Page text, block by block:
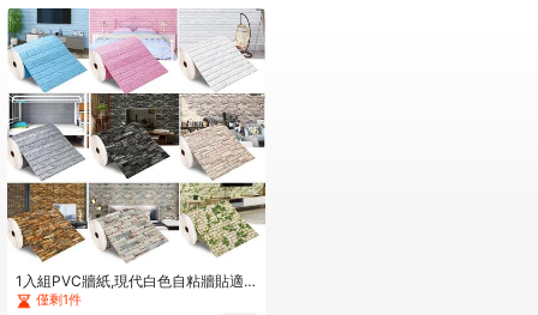
1入組PVC牆紙,現代白色自粘牆貼適
用於家庭裝飾用品
僅剩1件